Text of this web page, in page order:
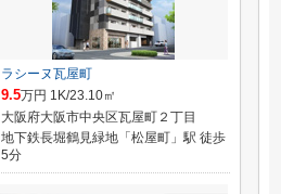
ラシーヌ瓦屋町
9.5万円 1K/23.10㎡
大阪府大阪市中央区瓦屋町２丁目
地下鉄長堀鶴見緑地「松屋町」駅 徒歩
5分